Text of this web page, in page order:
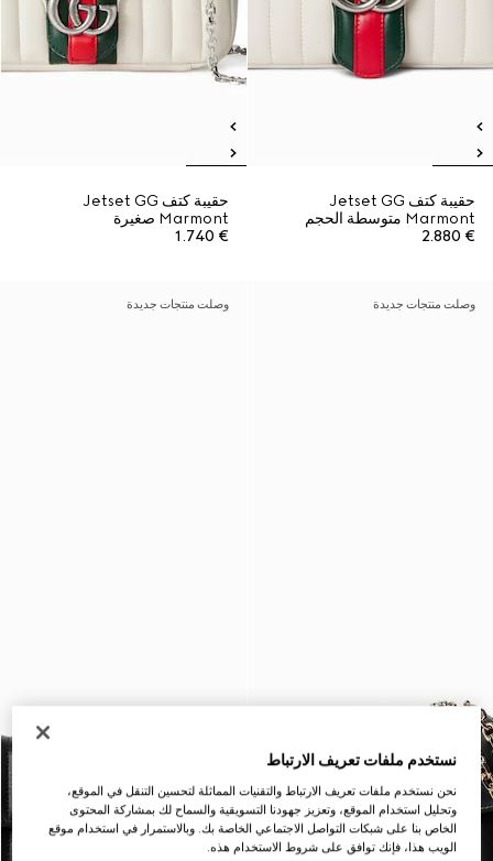
حقيبة كتف Jetset GG
Marmont متوسطة الحجم
€ 2.880
حقيبة كتف Jetset GG
Marmont صغيرة
€ 1.740
وصلت منتجات جديدة وصلت منتجات جديدة
نستخدم ملفات تعريف الارتباط
نحن نستخدم ملفات تعريف الارتباط والتقنيات المماثلة لتحسين التنقل في الموقع،
وتحليل استخدام الموقع، وتعزيز جهودنا التسويقية والسماح لك بمشاركة المحتوى
الخاص بنا على شبكات التواصل الاجتماعي الخاصة بك. وبالاستمرار في استخدام موقع
الويب هذا، فإنك توافق على شروط الاستخدام هذه.